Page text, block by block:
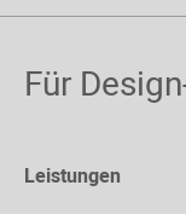
Für
Leistungen